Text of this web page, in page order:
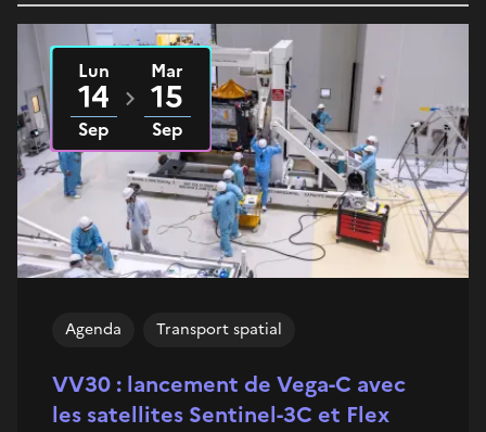
VV30 : lancement de Vega-C avec
les satellites Sentinel-3C et Flex
Agenda Transport spatial
Du
Lun
14
Sep
2026 au
Mar
15
Sep
2026